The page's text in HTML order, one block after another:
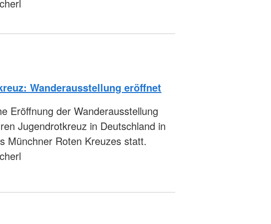
Wanderausstellung eröffnet
Eröffnung der Wanderausstellung
Jugendrotkreuz in Deutschland in
Münchner Roten Kreuzes statt.